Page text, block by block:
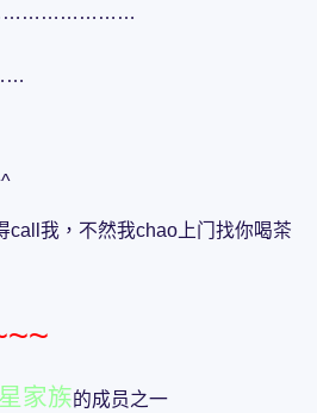
……………………
call我，不然我chao上门找你喝茶
家族的成员之一